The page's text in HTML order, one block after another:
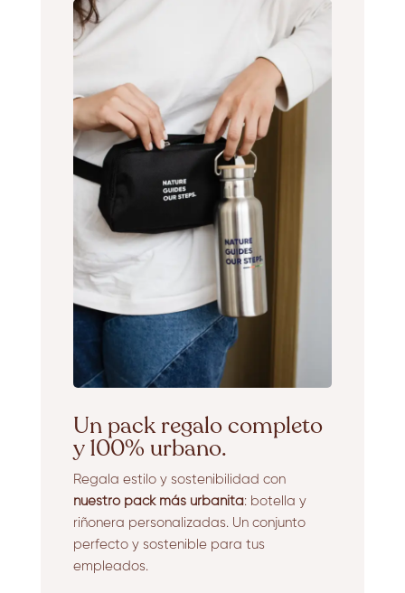
Un pack regalo completo
y 100% urbano.
Regala estilo y sostenibilidad con
nuestro pack más urbanita: botella y
riñonera personalizadas. Un conjunto
perfecto y sostenible para tus
empleados.